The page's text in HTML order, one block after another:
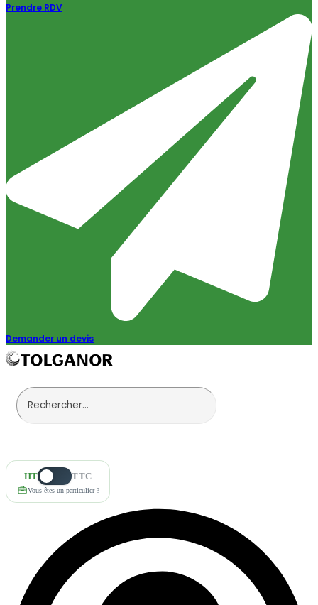
Prendre RDV
Demander un devis
HT TTC
Vous êtes un particulier ?